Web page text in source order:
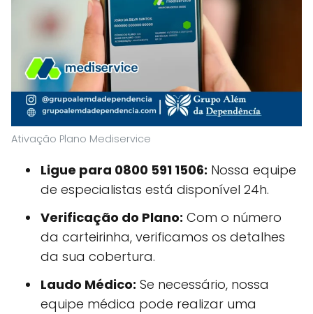
Ativação Plano Mediservice
Ligue para 0800 591 1506: Nossa equipe
de especialistas está disponível 24h.
Verificação do Plano: Com o número
da carteirinha, verificamos os detalhes
da sua cobertura.
Laudo Médico: Se necessário, nossa
equipe médica pode realizar uma